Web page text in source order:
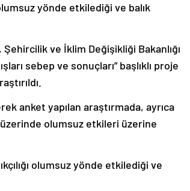
olumsuz yönde etkilediği ve balık
ve İklim Değişikliği Bakanlığı
sebep ve sonuçları” başlıklı proje
anket yapılan araştırmada, ayrıca
üzerinde olumsuz etkileri üzerine
olumsuz yönde etkilediği ve